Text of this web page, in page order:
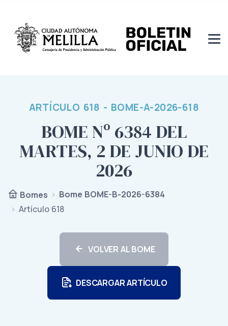
ARTÍCULO 618 - BOME-A-2026-618
BOME Nº 6384 DEL
MARTES, 2 DE JUNIO DE
2026
Bomes
Bome BOME-B-2026-6384
Artículo 618
VOLVER AL BOME
DESCARGAR ARTÍCULO